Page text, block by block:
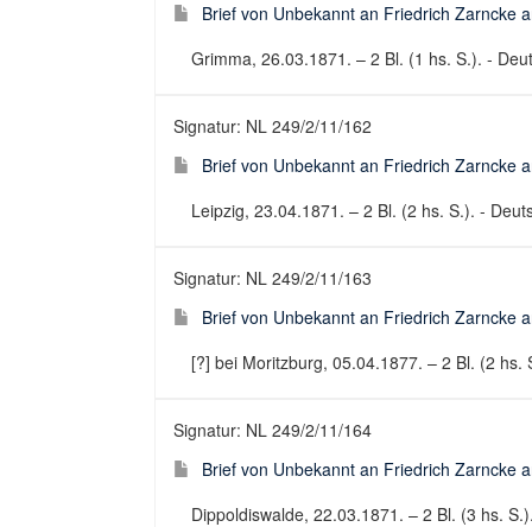
Brief von Unbekannt an Friedrich Zarncke
Grimma, 26.03.1871. – 2 Bl. (1 hs. S.). -
Signatur: NL 249/2/11/162
Brief von Unbekannt an Friedrich Zarncke
Leipzig, 23.04.1871. – 2 Bl. (2 hs. S.). -
Signatur: NL 249/2/11/163
Brief von Unbekannt an Friedrich Zarncke
[?] bei Moritzburg, 05.04.1877. – 2 Bl. (2 hs.
Signatur: NL 249/2/11/164
Brief von Unbekannt an Friedrich Zarncke
Dippoldiswalde, 22.03.1871. – 2 Bl. (3 hs.